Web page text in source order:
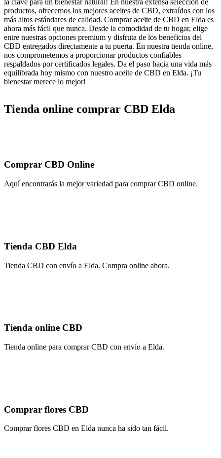
productos, ofrecemos los mejores aceites de CBD, extraídos con los
más altos estándares de calidad. Comprar aceite de CBD en Elda es
ahora más fácil que nunca. Desde la comodidad de tu hogar, elige
entre nuestras opciones premium y disfruta de los beneficios del
CBD entregados directamente a tu puerta. En nuestra tienda online,
nos comprometemos a proporcionar productos confiables
respaldados por certificados legales. Da el paso hacia una vida más
equilibrada hoy mismo con nuestro aceite de CBD en Elda. ¡Tu
bienestar merece lo mejor!
Tienda online comprar CBD Elda
Comprar CBD Online
Aquí encontrarás la mejor variedad para comprar CBD online.
Tienda CBD Elda
Tienda CBD con envío a Elda. Compra online ahora.
Tienda online CBD
Tienda online para comprar CBD con envío a Elda.
Comprar flores CBD
Comprar flores CBD en Elda nunca ha sido tan fácil.